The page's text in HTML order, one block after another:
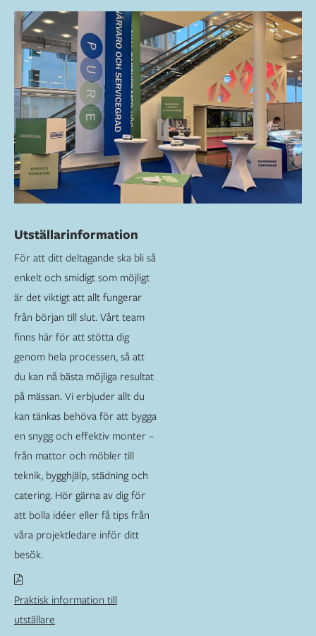
Utställarinformation
För att ditt deltagande ska bli så
enkelt och smidigt som möjligt
är det viktigt att allt fungerar
från början till slut. Vårt team
finns här för att stötta dig
genom hela processen, så att
du kan nå bästa möjliga resultat
på mässan. Vi erbjuder allt du
kan tänkas behöva för att bygga
en snygg och effektiv monter –
från mattor och möbler till
teknik, bygghjälp, städning och
catering. Hör gärna av dig för
att bolla idéer eller få tips från
våra projektledare inför ditt
besök.
Praktisk information till
utställare